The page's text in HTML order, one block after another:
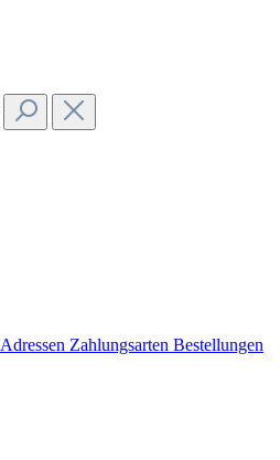
Adressen Zahlungsarten Bestellungen